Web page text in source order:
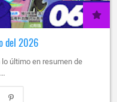
del 2026
último en resumen de